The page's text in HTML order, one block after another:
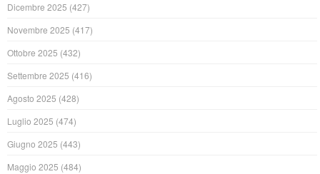
Dicembre 2025 (427)
Novembre 2025 (417)
Ottobre 2025 (432)
Settembre 2025 (416)
Agosto 2025 (428)
Luglio 2025 (474)
Giugno 2025 (443)
Maggio 2025 (484)